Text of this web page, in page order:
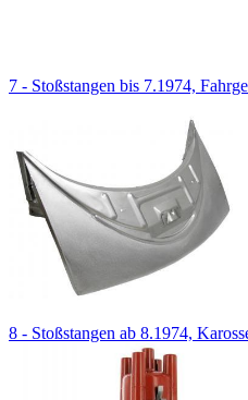
7 - Stoßstangen bis 7.1974,
8 - Stoßstangen ab 8.1974,